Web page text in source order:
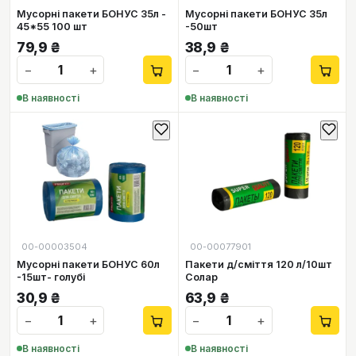
Мусорні пакети БОНУС 35л -
45*55 100 шт
79,9 ₴
−
+
В наявності
Мусорні пакети БОНУС 35л
-50шт
38,9 ₴
−
+
В наявності
00-00003504
Мусорні пакети БОНУС 60л
-15шт- голубі
30,9 ₴
−
+
В наявності
00-00077901
Пакети д/сміття 120 л/10шт
Солар
63,9 ₴
−
+
В наявності